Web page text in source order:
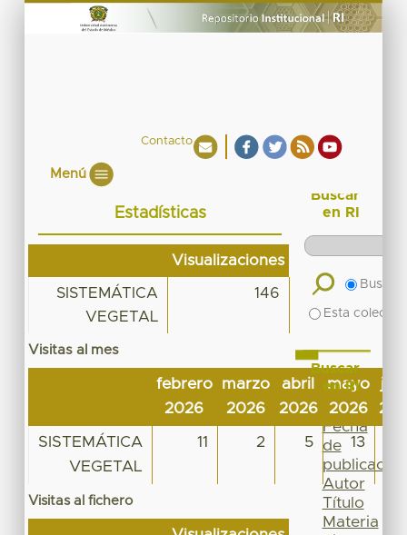
Contacto
Menú
Estadísticas
Visualizaciones
SISTEMÁTICA
VEGETAL
146
Visitas al mes
febrero
2026
marzo
2026
abril
2026
mayo
2026
SISTEMÁTICA
VEGETAL
11 2 5 13
Visitas al fichero
Buscar
en RI
Buscar
Esta
Buscar
en RI
Por
Fecha
de
publicación
Autor
Título
Materia